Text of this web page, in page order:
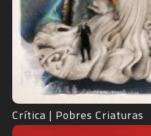
Crítica | Pobres Criaturas